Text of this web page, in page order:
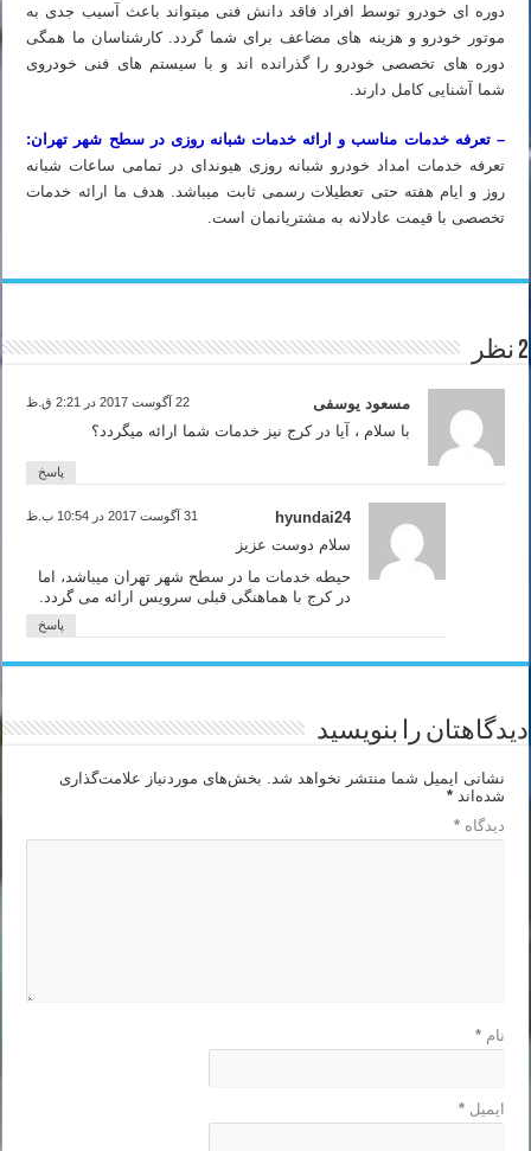
دوره ای خودرو توسط افراد فاقد دانش فنی میتواند باعث آسیب جدی به
موتور خودرو و هزینه های مضاعف برای شما گردد. کارشناسان ما همگی
دوره های تخصصی خودرو را گذرانده اند و با سیستم های فنی خودروی
شما آشنایی کامل دارند.
– تعرفه خدمات مناسب و ارائه خدمات شبانه روزی در سطح شهر تهران:
تعرفه خدمات امداد خودرو شبانه روزی هیوندای در تمامی ساعات شبانه
روز و ایام هفته حتی تعطیلات رسمی ثابت میباشد. هدف ما ارائه خدمات
تخصصی با قیمت عادلانه به مشتریانمان است.
2 نظر
مسعود یوسفی 22 آگوست 2017 در 2:21 ق.ظ
با سلام ، آیا در کرج نیز خدمات شما ارائه میگردد؟
پاسخ
hyundai24 31 آگوست 2017 در 10:54 ب.ظ
سلام دوست عزیز
حیطه خدمات ما در سطح شهر تهران میباشد، اما
در کرج با هماهنگی قبلی سرویس ارائه می گردد.
پاسخ
دیدگاهتان را بنویسید
نشانی ایمیل شما منتشر نخواهد شد.
بخش‌های موردنیاز علامت‌گذاری
شده‌اند*
دیدگاه*
نام*
ایمیل*